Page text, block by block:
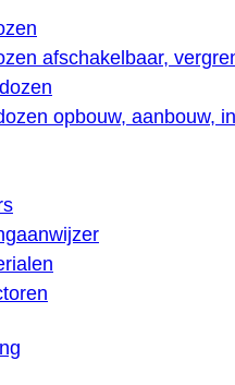
afschakelbaar,
opbouw, aanbouw,